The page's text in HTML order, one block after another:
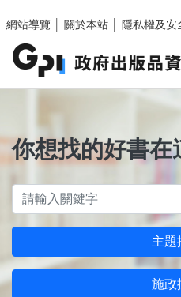
網站導覽
關於本站 隱私權及安
你想找的好書在
主題
施政